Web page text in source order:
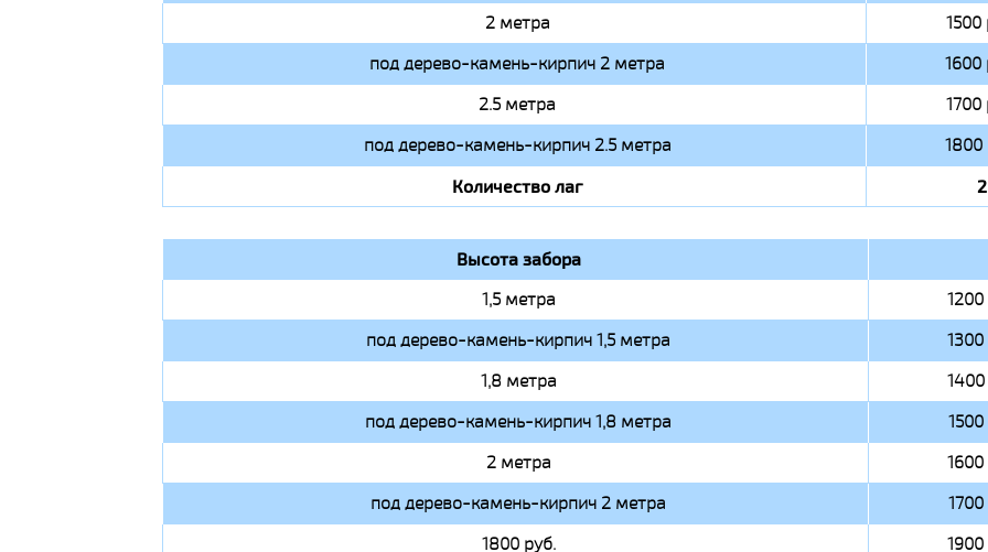
2 метра
1500
под дерево-камень-кирпич 2 метра
1600
2.5 метра
1700
под дерево-камень-кирпич 2.5 метра
1800
Количество лаг 2
Высота забора
1,5 метра
под дерево-камень-кирпич 1,5 метра
1,8 метра
под дерево-камень-кирпич 1,8 метра
2 метра
под дерево-камень-кирпич 2 метра
1800 руб.